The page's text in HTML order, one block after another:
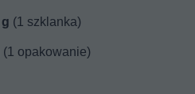
g (1 szklanka)
(1 opakowanie)